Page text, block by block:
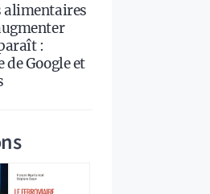
alimentaires
:
Google et